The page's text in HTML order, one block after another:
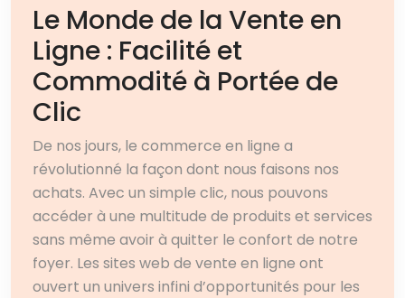
Le Monde de la Vente en
Ligne : Facilité et
Commodité à Portée de
Clic
De nos jours, le commerce en ligne a
révolutionné la façon dont nous faisons nos
achats. Avec un simple clic, nous pouvons
accéder à une multitude de produits et services
sans même avoir à quitter le confort de notre
foyer. Les sites web de vente en ligne ont
ouvert un univers infini d’opportunités pour les